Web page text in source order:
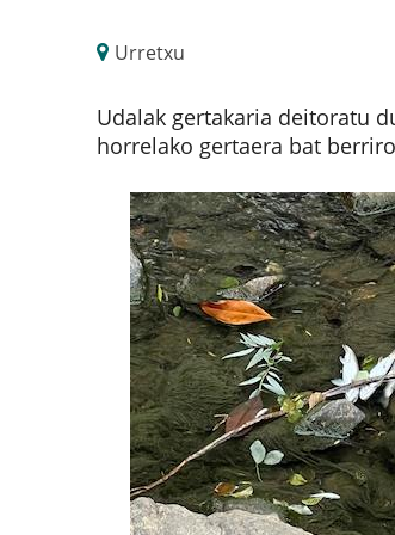
Urretxu
Udalak gertakaria deitoratu
horrelako gertaera bat